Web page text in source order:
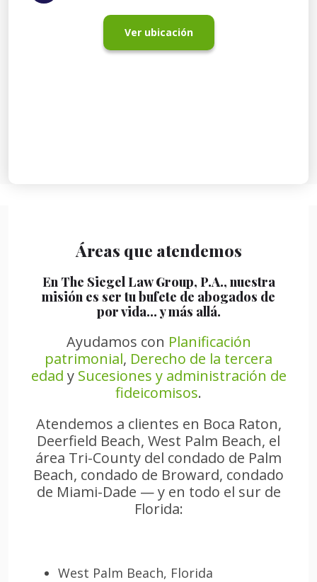
Ver ubicación
Áreas que atendemos
En The Siegel Law Group, P.A., nuestra
misión es ser tu bufete de abogados de
por vida… y más allá.
Ayudamos con Planificación
patrimonial, Derecho de la tercera
edad y Sucesiones y administración de
fideicomisos.
Atendemos a clientes en Boca Raton,
Deerfield Beach, West Palm Beach, el
área Tri-County del condado de Palm
Beach, condado de Broward, condado
de Miami-Dade — y en todo el sur de
Florida:
West Palm Beach, Florida